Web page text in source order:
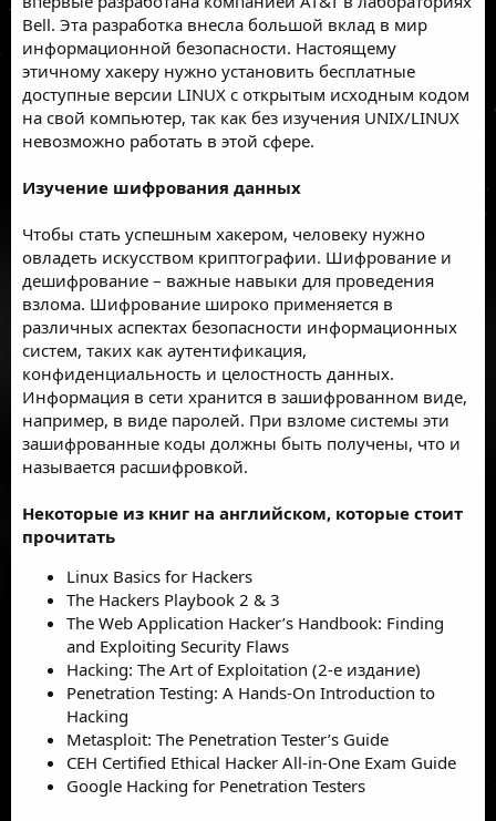
Bell. Эта разработка внесла большой вклад в мир
информационной безопасности. Настоящему
этичному хакеру нужно установить бесплатные
доступные версии LINUX с открытым исходным кодом
на свой компьютер, так как без изучения UNIX/LINUX
невозможно работать в этой сфере.
Изучение шифрования данных
Чтобы стать успешным хакером, человеку нужно
овладеть искусством криптографии. Шифрование и
дешифрование – важные навыки для проведения
взлома. Шифрование широко применяется в
различных аспектах безопасности информационных
систем, таких как аутентификация,
конфиденциальность и целостность данных.
Информация в сети хранится в зашифрованном виде,
например, в виде паролей. При взломе системы эти
зашифрованные коды должны быть получены, что и
называется расшифровкой.
Некоторые из книг на английском, которые стоит
прочитать
Linux Basics for Hackers
The Hackers Playbook 2 & 3
The Web Application Hacker’s Handbook: Finding
and Exploiting Security Flaws
Hacking: The Art of Exploitation (2-е издание)
Penetration Testing: A Hands-On Introduction to
Hacking
Metasploit: The Penetration Tester’s Guide
CEH Certified Ethical Hacker All-in-One Exam Guide
Google Hacking for Penetration Testers